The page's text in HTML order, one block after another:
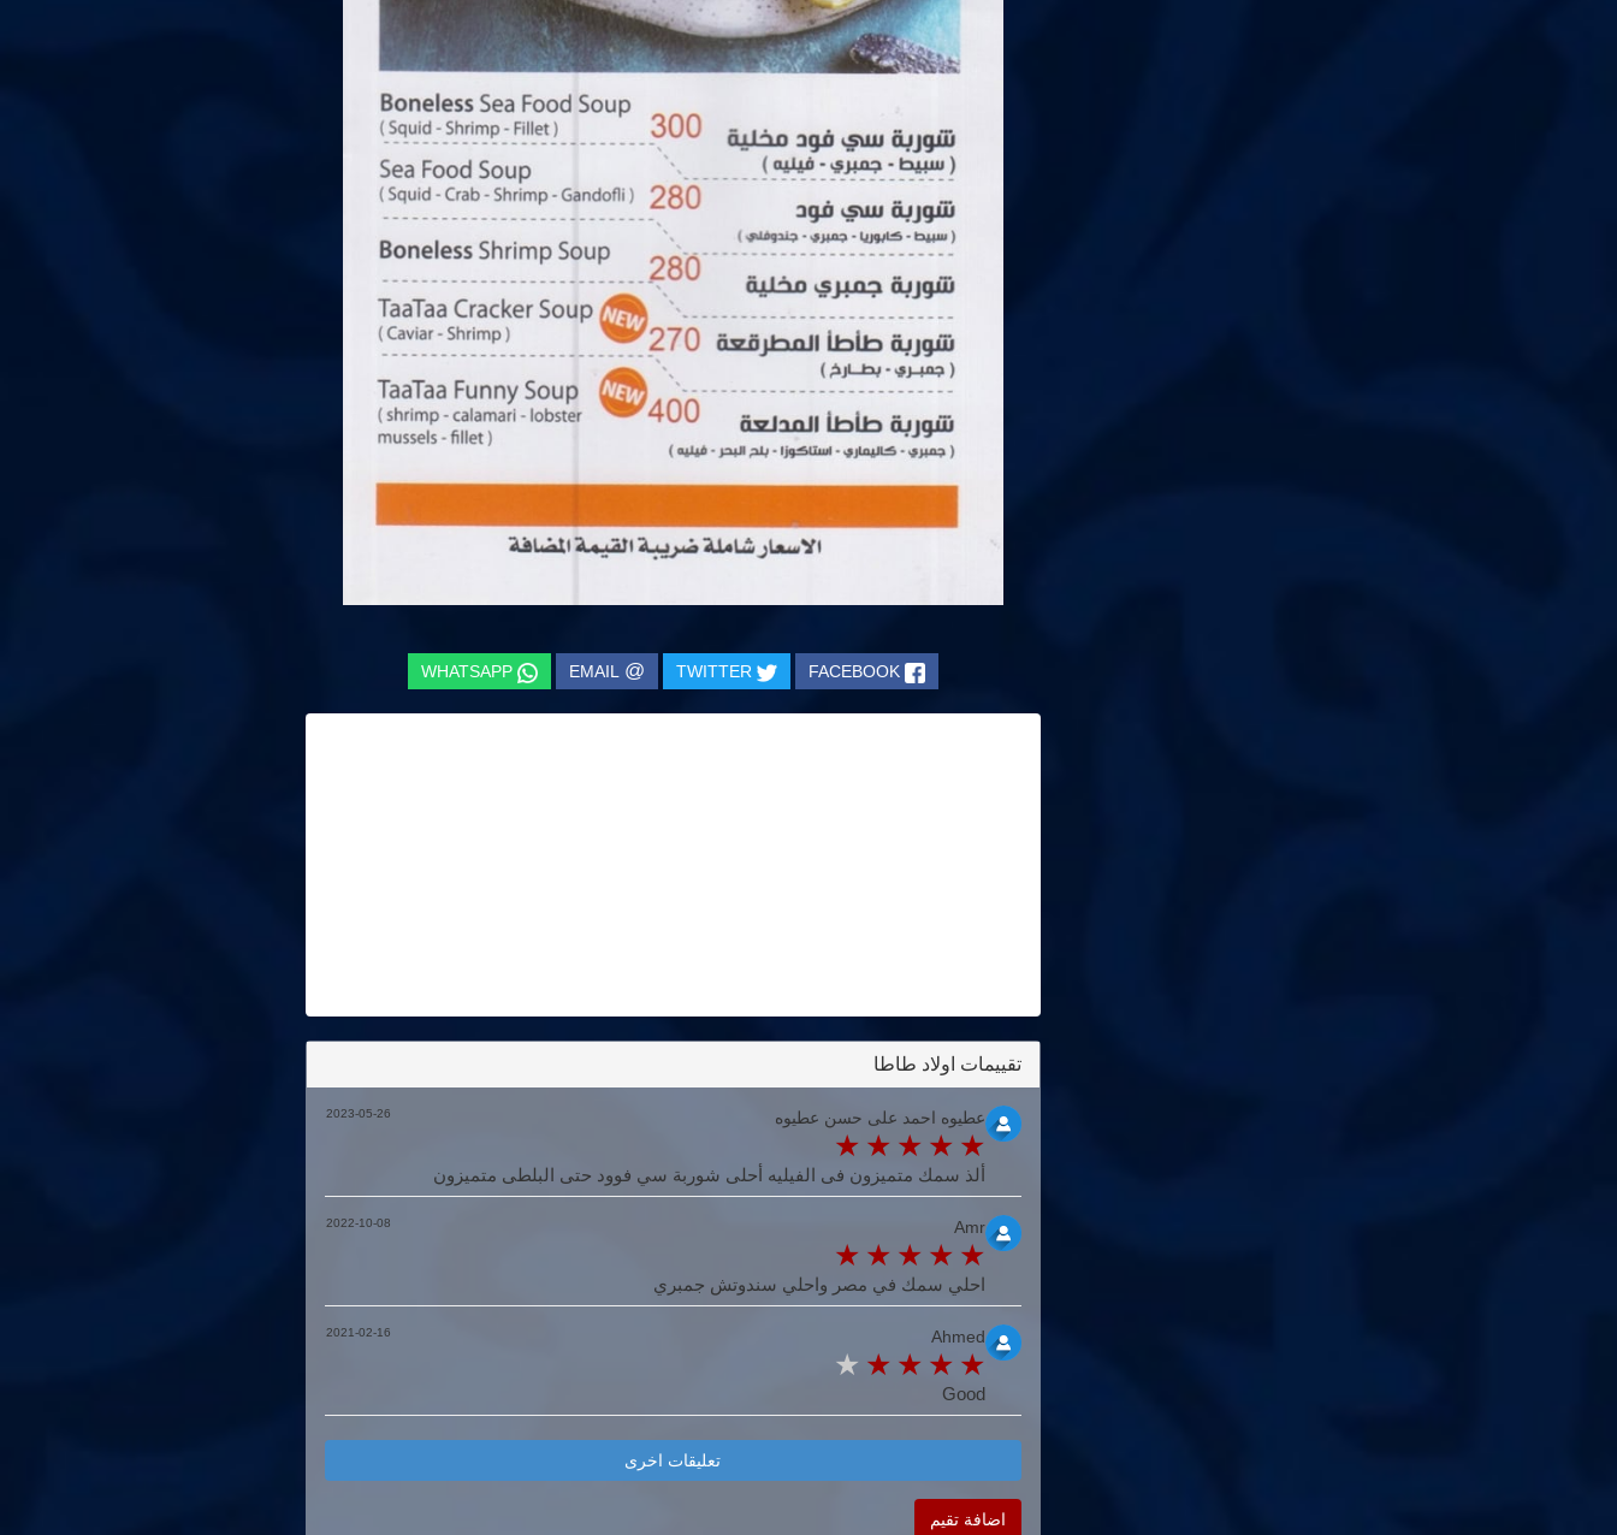
FACEBOOK
TWITTER
@
EMAIL
WHATSAPP
تقييمات اولاد طاطا
عطيوه احمد على حسن عطيوه
ألذ سمك متميزون فى الفيليه أحلى شوربة سي فوود حتى البلطى متميزون
2023-05-26
Amr
احلي سمك في مصر واحلي سندوتش جمبري
2022-10-08
Ahmed
Good
2021-02-16
تعليقات اخرى
اضافة تقيم